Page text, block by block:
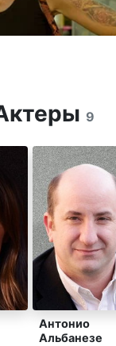
9
Антонио
Альбанезе